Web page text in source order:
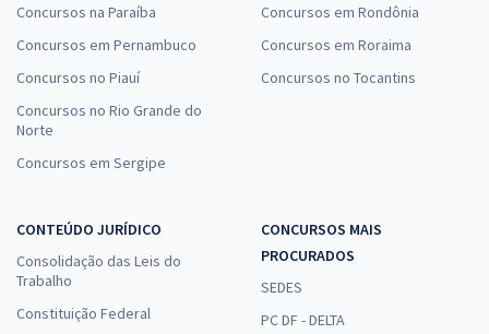
Concursos na Paraíba
Concursos em Pernambuco
Concursos no Piauí
Concursos no Rio Grande do
Norte
Concursos em Sergipe
Concursos em Rondônia
Concursos em Roraima
Concursos no Tocantins
CONTEÚDO JURÍDICO
Consolidação das Leis do
Trabalho
Constituição Federal
CONCURSOS MAIS
PROCURADOS
SEDES
PC DF - DELTA